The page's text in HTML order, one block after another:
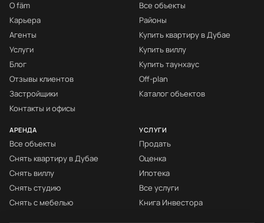
О fäm
Карьера
Агенты
Услуги
Блог
Отзывы клиентов
Застройщики
Контакты и офисы
Все объекты
Районы
Купить квартиру в Дубае
Купить виллу
Купить таунхаус
Off-plan
Каталог объектов
АРЕНДА
Все объекты
Снять квартиру в Дубае
Снять виллу
Снять студию
Снять с мебелью
УСЛУГИ
Продать
Оценка
Ипотека
Все услуги
Книга Инвестора